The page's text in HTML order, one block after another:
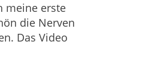
meine erste
die Nerven
Das Video